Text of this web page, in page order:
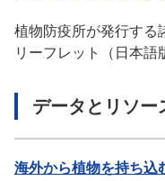
植物防疫所が発行する
リーフレット（日本語
データとリソー
海外から植物を持ち込